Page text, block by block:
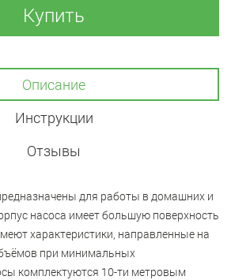
Купить
Описание
Инструкции
Отзывы
для работы в домашних и
насоса имеет большую поверхность
характеристики, направленные на
при минимальных
комплектуются 10-ти метровым